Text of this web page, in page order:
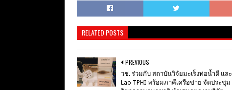
RELATED POSTS
PREVIOUS
วช. ร่วมกับ สถาบันวิจัยมะเร็งท่อน้ำดี และ
Lao TPHI พร้อมภาคีเครือข่าย จัดประชุม